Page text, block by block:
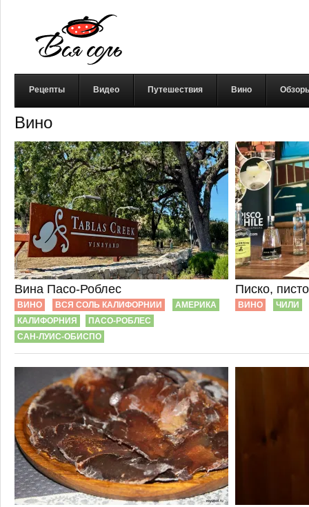
Рецепты Видео Путешествия Вино
Вино
Вина Пасо-Роблес
ВИНО ВСЯ СОЛЬ КАЛИФОРНИИ
АМЕРИКА
КАЛИФОРНИЯ
ПАСО-РОБЛЕС
САН-ЛУИС-ОБИСПО
Писко,
ВИНО ЧИЛИ